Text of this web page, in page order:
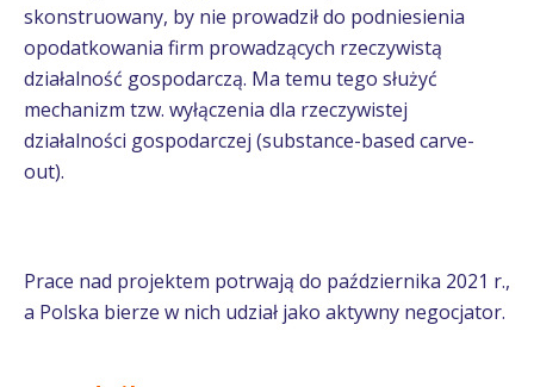
skonstruowany, by nie prowadził do podniesienia
opodatkowania firm prowadzących rzeczywistą
działalność gospodarczą. Ma temu tego służyć
mechanizm tzw. wyłączenia dla rzeczywistej
działalności gospodarczej (substance-based carve-
out).
Prace nad projektem potrwają do października 2021 r.,
a Polska bierze w nich udział jako aktywny negocjator.